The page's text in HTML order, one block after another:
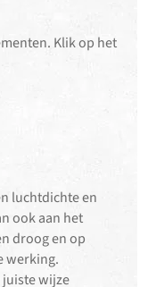
Klik op het
luchtdichte en
ook aan het
droog en op
werking.
wijze